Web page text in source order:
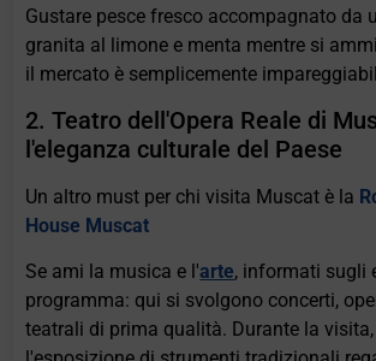
Gustare pesce fresco accompagnato da
granita al limone e menta mentre si
il mercato è semplicemente
2. Teatro dell'Opera Reale di
l'eleganza culturale del Paese
Un altro must per chi visita Muscat è la
House Muscat
Se ami la musica e l'arte, informati sugli
programma: qui si svolgono concerti,
teatrali di prima qualità. Durante la